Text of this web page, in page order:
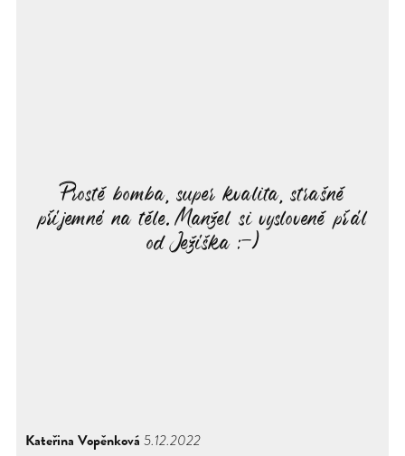
Prostě bomba, super kvalita, strašně
příjemné na těle. Manžel si vysloveně přál
od Ježíška :-)
Kateřina Vopěnková 5.12.2022